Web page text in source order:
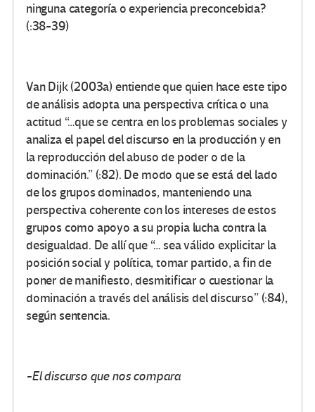
ninguna categoría o experiencia preconcebida?
(:38-39)
Van Dijk (2003a) entiende que quien hace este tipo
de análisis adopta una perspectiva crítica o una
actitud “…que se centra en los problemas sociales y
analiza el papel del discurso en la producción y en
la reproducción del abuso de poder o de la
dominación.” (:82). De modo que se está del lado
de los grupos dominados, manteniendo una
perspectiva coherente con los intereses de estos
grupos como apoyo a su propia lucha contra la
desigualdad. De allí que “… sea válido explicitar la
posición social y política, tomar partido, a fin de
poner de manifiesto, desmitificar o cuestionar la
dominación a través del análisis del discurso” (:84),
según sentencia.
-El discurso que nos compara